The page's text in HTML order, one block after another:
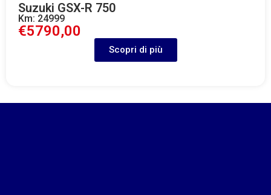
Suzuki GSX-R 750
Km: 24999
€5790,00
Scopri di più